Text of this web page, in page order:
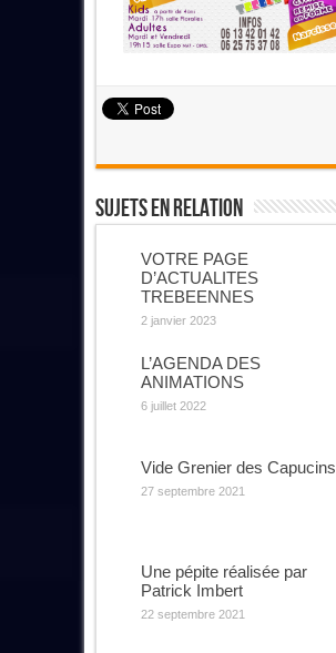
Sujets En Relation
VOTRE PAGE
D’ACTUALITES
TREBEENNES
2 janvier 2023
L’AGENDA DES
ANIMATIONS
6 juillet 2022
Vide Grenier des Capucins
27 septembre 2021
Une pépite réalisée par
Patrick Imbert
22 septembre 2021